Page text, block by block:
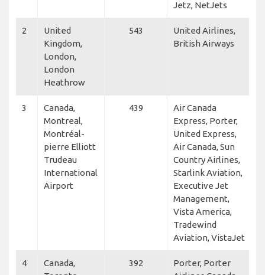
Jetz, NetJets
2
United
Kingdom,
London,
London
Heathrow
543
United Airlines,
British Airways
3
Canada,
Montreal,
Montréal-
pierre Elliott
Trudeau
International
Airport
439
Air Canada
Express, Porter,
United Express,
Air Canada, Sun
Country Airlines,
Starlink Aviation,
Executive Jet
Management,
Vista America,
Tradewind
Aviation, VistaJet
4
Canada,
392
Porter, Porter